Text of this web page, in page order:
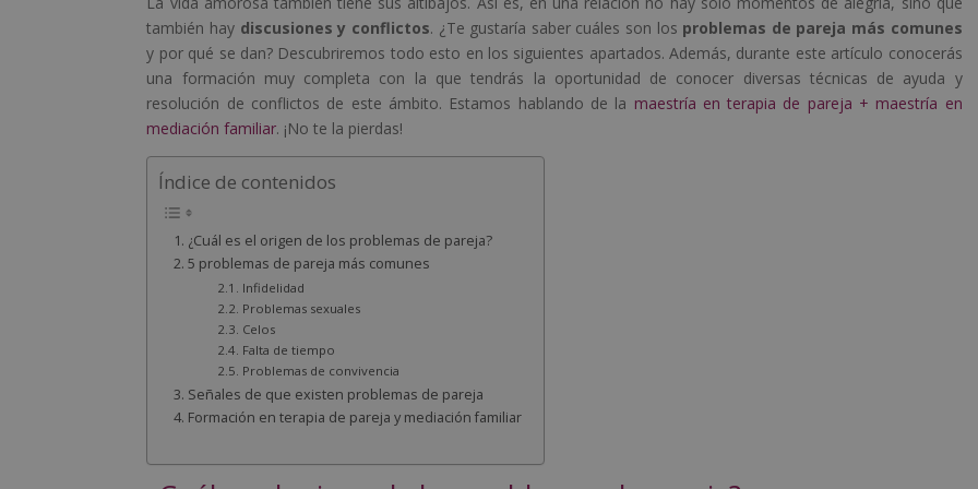
también hay discusiones y conflictos. ¿Te gustaría saber cuáles son los problemas de pareja más comunes
y por qué se dan? Descubriremos todo esto en los siguientes apartados. Además, durante este artículo conocerás
una formación muy completa con la que tendrás la oportunidad de conocer diversas técnicas de ayuda y
resolución de conflictos de este ámbito. Estamos hablando de la maestría en terapia de pareja + maestría en
mediación familiar. ¡No te la pierdas!
Índice de contenidos
¿Cuál es el origen de los problemas de pareja?
5 problemas de pareja más comunes
Infidelidad
Problemas sexuales
Celos
Falta de tiempo
Problemas de convivencia
Señales de que existen problemas de pareja
Formación en terapia de pareja y mediación familiar